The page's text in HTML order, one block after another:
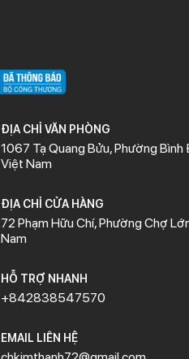
ĐỊA CHỈ VĂN PHÒNG
1067 Tạ Quang Bửu, Phường
Việt Nam
ĐỊA CHỈ CỬA HÀNG
72 Phạm Hữu Chí, Phường Chợ
Nam
HỖ TRỢ NHANH
+842838547570
EMAIL LIÊN HỆ